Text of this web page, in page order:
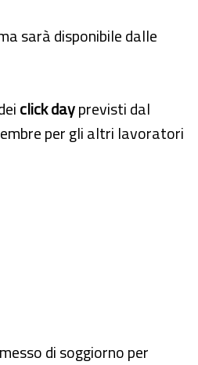
sarà disponibile dalle
click dayprevisti dal
per gli altri lavoratori
di soggiorno per